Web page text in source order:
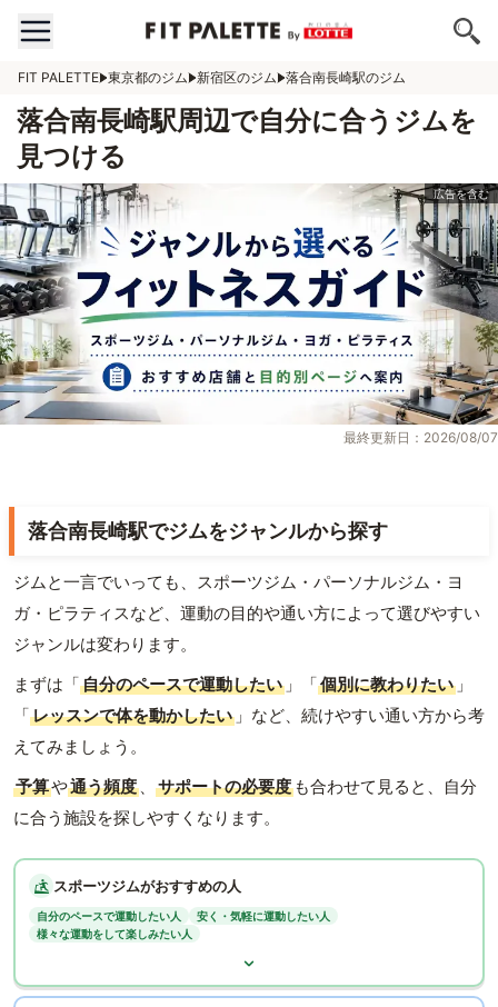
FIT PALETTE 東京都のジム 新宿区のジム 落合南長崎駅のジム
落合南長崎駅周辺で自分に合うジムを
見つける
最終更新日：2026/08/07
落合南長崎駅でジムをジャンルから探す
ジムと一言でいっても、スポーツジム・パーソナルジム・ヨ
ガ・ピラティスなど、運動の目的や通い方によって選びやすい
ジャンルは変わります。
まずは「自分のペースで運動したい 」「個別に教わりたい 」
「レッスンで体を動かしたい 」など、続けやすい通い方から考
えてみましょう。
予算や通う頻度 、 サポートの必要度 も合わせて見ると、自分
に合う施設を探しやすくなります。
スポーツジムがおすすめの人
自分のペースで運動したい人
安く・気軽に運動したい人
様々な運動をして楽しみたい人